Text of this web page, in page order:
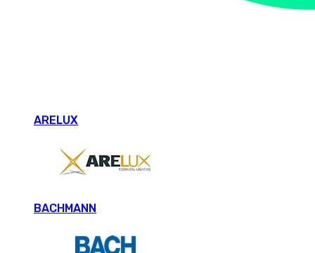
ARELUX
BACHMANN